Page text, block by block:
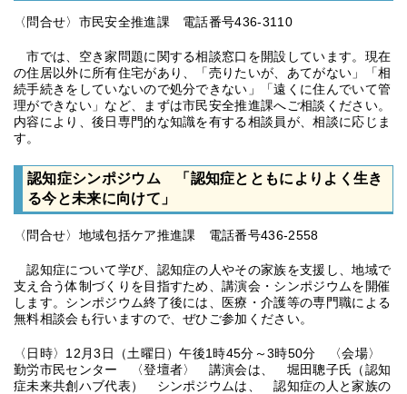
〈問合せ〉市民安全推進課 電話番号436-3110
市では、空き家問題に関する相談窓口を開設しています。現在
の住居以外に所有住宅があり、「売りたいが、あてがない」「相
続手続きをしていないので処分できない」「遠くに住んでいて管
理ができない」など、まずは市民安全推進課へご相談ください。
内容により、後日専門的な知識を有する相談員が、相談に応じま
す。
認知症シンポジウム 「認知症とともによりよく生き
る今と未来に向けて」
〈問合せ〉地域包括ケア推進課 電話番号436-2558
認知症について学び、認知症の人やその家族を支援し、地域で
支え合う体制づくりを目指すため、講演会・シンポジウムを開催
します。シンポジウム終了後には、医療・介護等の専門職による
無料相談会も行いますので、ぜひご参加ください。
〈日時〉12月3日（土曜日）午後1時45分～3時50分 〈会場〉
勤労市民センター 〈登壇者〉 講演会は、 堀田聰子氏（認知
症未来共創ハブ代表） シンポジウムは、 認知症の人と家族の